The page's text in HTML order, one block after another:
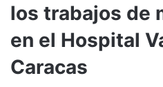
los trabajos de
en el Hospital
Caracas